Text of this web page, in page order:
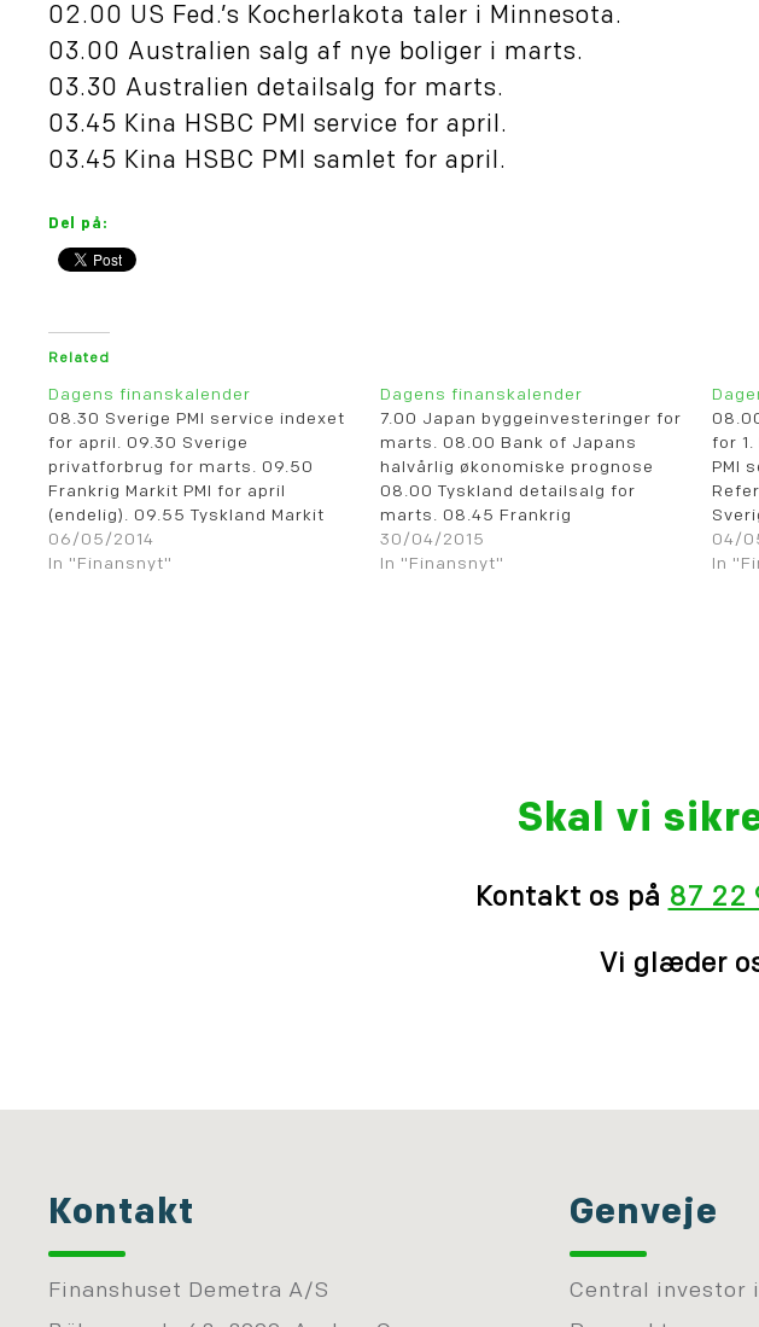
02.00 US Fed.’s Kocherlakota taler i Minnesota.
03.00 Australien salg af nye boliger i marts.
03.30 Australien detailsalg for marts.
03.45 Kina HSBC PMI service for april.
03.45 Kina HSBC PMI samlet for april.
Del på:
Related
Dagens finanskalender
08.30 Sverige PMI service indexet
for april. 09.30 Sverige
privatforbrug for marts. 09.50
Frankrig Markit PMI for april
(endelig). 09.55 Tyskland Markit
PMI for april (endelig). 10.00 Norge
arbejdsløshed for april. 10.00
06/05/2014
In "Finansnyt"
Dagens finanskalender
7.00 Japan byggeinvesteringer for
marts. 08.00 Bank of Japans
halvårlig økonomiske prognose
08.00 Tyskland detailsalg for
marts. 08.45 Frankrig
producentpriser for marts. 08.45
Frankrig privatforbrug for marts.
30/04/2015
In "Finansnyt"
for
PMI
PMI
april
04/
In
Skal vi
Kontakt os på 87 22
Vi glæder
Kontakt
Finanshuset Demetra A/S
Genveje
Central investor